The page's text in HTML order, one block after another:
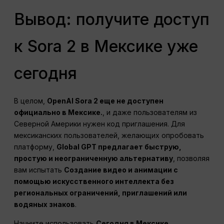
Вывод: получите доступ
к Sora 2 в Мексике уже
сегодня
В целом, OpenAI Sora 2 еще не доступен
официально в Мексике. , и даже пользователям из
Северной Америки нужен код приглашения. Для
мексиканских пользователей, желающих опробовать
платформу, Global GPT предлагает быструю,
простую и неограниченную альтернативу , позволяя
вам испытать Создание видео и анимации с
помощью искусственного интеллекта без
региональных ограничений, приглашений или
водяных знаков.